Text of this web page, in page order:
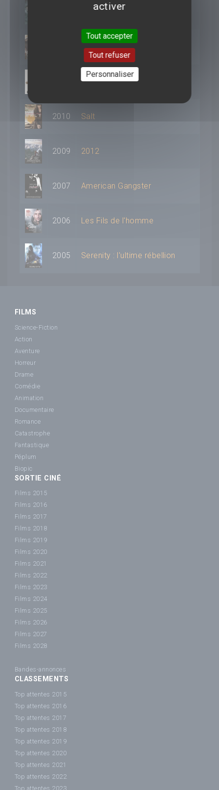
Les Survivants
Seul sur Mars
12 Years a Slave
2010 Salt
2009 2012
2007 American Gangster
2006 Les Fils de l'homme
2005 Serenity : l'ultime rébellion
FILMS
Science-Fiction
Action
Aventure
Horreur
Drame
Comédie
Animation
Documentaire
Romance
Catastrophe
Fantastique
Péplum
Biopic
SORTIE CINÉ
Films 2015
Films 2016
Films 2017
Films 2018
Films 2019
Films 2020
Films 2021
Films 2022
Films 2023
Films 2024
Films 2025
Films 2026
Films 2027
Films 2028
Bandes-annonces
CLASSEMENTS
Top attentes 2015
Top attentes 2016
Top attentes 2017
Top attentes 2018
Top attentes 2019
Top attentes 2020
Top attentes 2021
Top attentes 2022
Top attentes 2023
activer
Tout accepter
Tout refuser
Personnaliser